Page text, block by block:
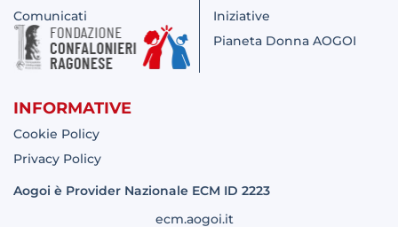
Comunicati
Iniziative
Pianeta Donna AOGOI
INFORMATIVE
Cookie Policy
Privacy Policy
Aogoi è Provider Nazionale ECM ID 2223
ecm.aogoi.it